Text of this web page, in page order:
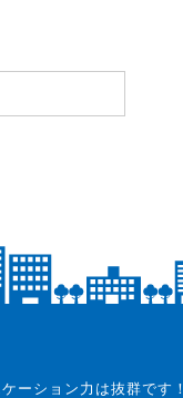
ーション力は抜群です！